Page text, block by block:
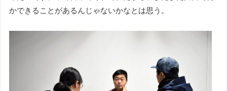
かできることがあるんじゃないかなとは思う。